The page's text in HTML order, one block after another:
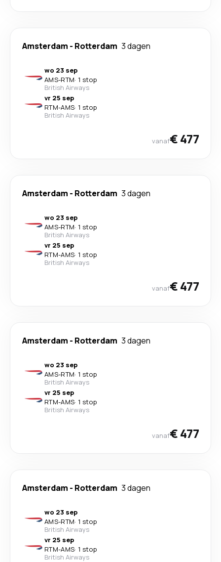
Amsterdam - Rotterdam 3 dagen
wo 23 sep
AMS-RTM· 1 stop
British Airways
vr 25 sep
RTM-AMS· 1 stop
British Airways
vanaf€ 477
Amsterdam - Rotterdam 3 dagen
wo 23 sep
AMS-RTM· 1 stop
British Airways
vr 25 sep
RTM-AMS· 1 stop
British Airways
vanaf€ 477
Amsterdam - Rotterdam 3 dagen
wo 23 sep
AMS-RTM· 1 stop
British Airways
vr 25 sep
RTM-AMS· 1 stop
British Airways
vanaf€ 477
Amsterdam - Rotterdam 3 dagen
wo 23 sep
AMS-RTM· 1 stop
British Airways
vr 25 sep
RTM-AMS· 1 stop
British Airways